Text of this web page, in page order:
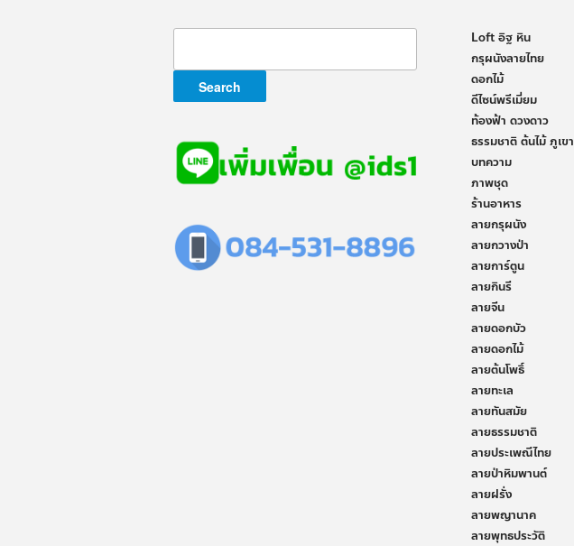
Loft อิฐ หิน
กรุผนังลายไทย
ดอกไม้
ดีไซน์พรีเมี่ยม
ท้องฟ้า ดวงดาว
ธรรมชาติ ต้นไม้ ภูเขา
บทความ
ภาพชุด
ร้านอาหาร
ลายกรุผนัง
ลายกวางป่า
ลายการ์ตูน
ลายกินรี
ลายจีน
ลายดอกบัว
ลายดอกไม้
ลายต้นโพธิ์
ลายทะเล
ลายทันสมัย
ลายธรรมชาติ
ลายประเพณีไทย
ลายป่าหิมพานต์
ลายฝรั่ง
ลายพญานาค
ลายพุทธประวัติ